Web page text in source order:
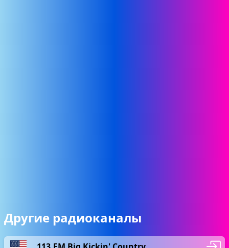
Другие радиоканалы